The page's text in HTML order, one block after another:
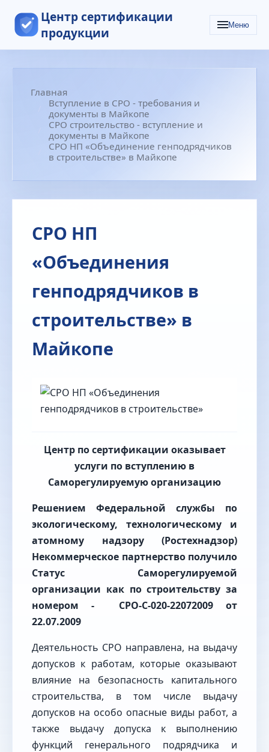
Центр сертификации
продукции
Меню
Главная
Вступление в СРО - требования и
документы в Майкопе
СРО строительство - вступление и
документы в Майкопе
СРО НП «Объединение генподрядчиков
в строительстве» в Майкопе
СРО НП
«Объединения
генподрядчиков в
строительстве» в
Майкопе
Центр по сертификации оказывает
услуги по вступлению в
Саморегулируемую организацию
Решением Федеральной службы по
экологическому, технологическому и
атомному надзору (Ростехнадзор)
Некоммерческое партнерство получило
Статус Саморегулируемой
организации как по строительству за
номером - СРО-С-020-22072009
от
22.07.2009
Деятельность СРО направлена, на выдачу
допусков к работам, которые оказывают
влияние на безопасность капитального
строительства, в том числе выдачу
допусков на особо опасные виды работ, а
также выдачу допуска к выполнению
функций генерального подрядчика и